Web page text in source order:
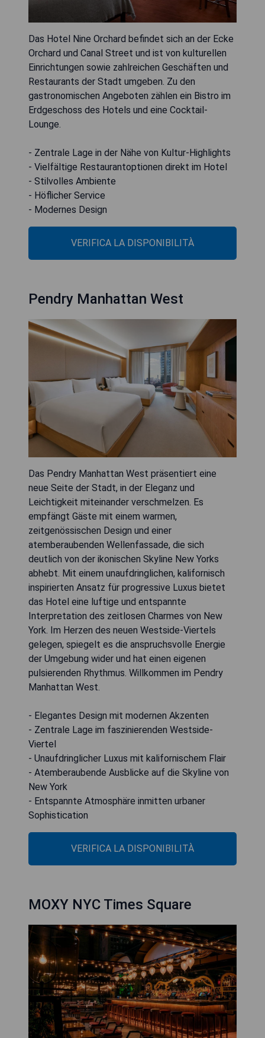
Das Hotel Nine Orchard befindet sich an der Ecke
Orchard und Canal Street und ist von kulturellen
Einrichtungen sowie zahlreichen Geschäften und
Restaurants der Stadt umgeben. Zu den
gastronomischen Angeboten zählen ein Bistro im
Erdgeschoss des Hotels und eine Cocktail-
Lounge.
- Zentrale Lage in der Nähe von Kultur-Highlights
- Vielfältige Restaurantoptionen direkt im Hotel
- Stilvolles Ambiente
- Höflicher Service
- Modernes Design
VERIFICA LA DISPONIBILITÀ
Pendry Manhattan West
Das Pendry Manhattan West präsentiert eine
neue Seite der Stadt, in der Eleganz und
Leichtigkeit miteinander verschmelzen. Es
empfängt Gäste mit einem warmen,
zeitgenössischen Design und einer
atemberaubenden Wellenfassade, die sich
deutlich von der ikonischen Skyline New Yorks
abhebt. Mit einem unaufdringlichen, kalifornisch
inspirierten Ansatz für progressive Luxus bietet
das Hotel eine luftige und entspannte
Interpretation des zeitlosen Charmes von New
York. Im Herzen des neuen Westside-Viertels
gelegen, spiegelt es die anspruchsvolle Energie
der Umgebung wider und hat einen eigenen
pulsierenden Rhythmus. Willkommen im Pendry
Manhattan West.
- Elegantes Design mit modernen Akzenten
- Zentrale Lage im faszinierenden Westside-
Viertel
- Unaufdringlicher Luxus mit kalifornischem Flair
- Atemberaubende Ausblicke auf die Skyline von
New York
- Entspannte Atmosphäre inmitten urbaner
Sophistication
VERIFICA LA DISPONIBILITÀ
MOXY NYC Times Square